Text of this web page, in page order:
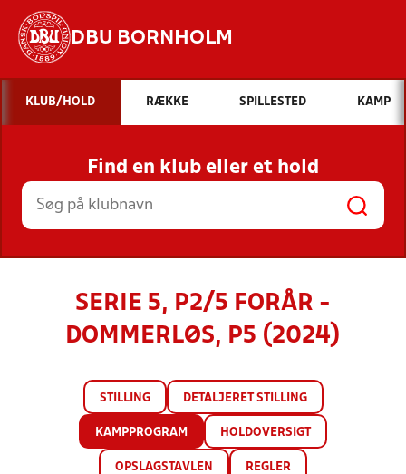
DBU BORNHOLM
Hvad vil du søge efter?
INDHOLD OG NYHEDER
STILLINGER, RESULTATER, KLUBBER OG
HOLD
KLUB/HOLD RÆKKE SPILLESTED KAMP
Find en klub eller et hold
SERIE 5, P2/5 FORÅR -
DOMMERLØS, P5 (2024)
STILLING DETALJERET STILLING
KAMPPROGRAM HOLDOVERSIGT
OPSLAGSTAVLEN REGLER